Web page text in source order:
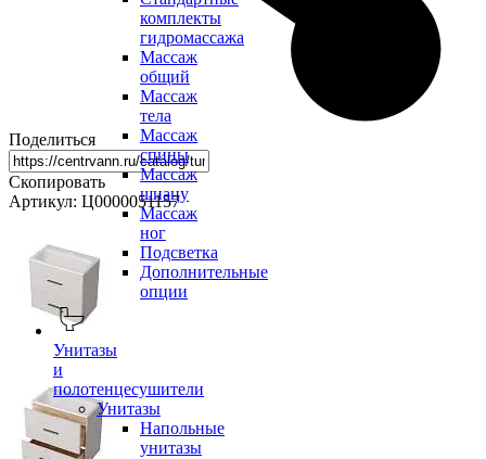
комплекты
гидромассажа
Массаж
общий
Массаж
тела
Массаж
спины
Массаж
шиацу
Массаж
ног
Подсветка
Дополнительные
опции
Унитазы
и
полотенцесушители
Унитазы
Напольные
унитазы
Поделиться
Скопировать
Артикул: Ц0000051157